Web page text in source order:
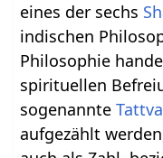
eines der sechs
indischen
Philosophie
spirituellen
sogenannte
aufgezählt